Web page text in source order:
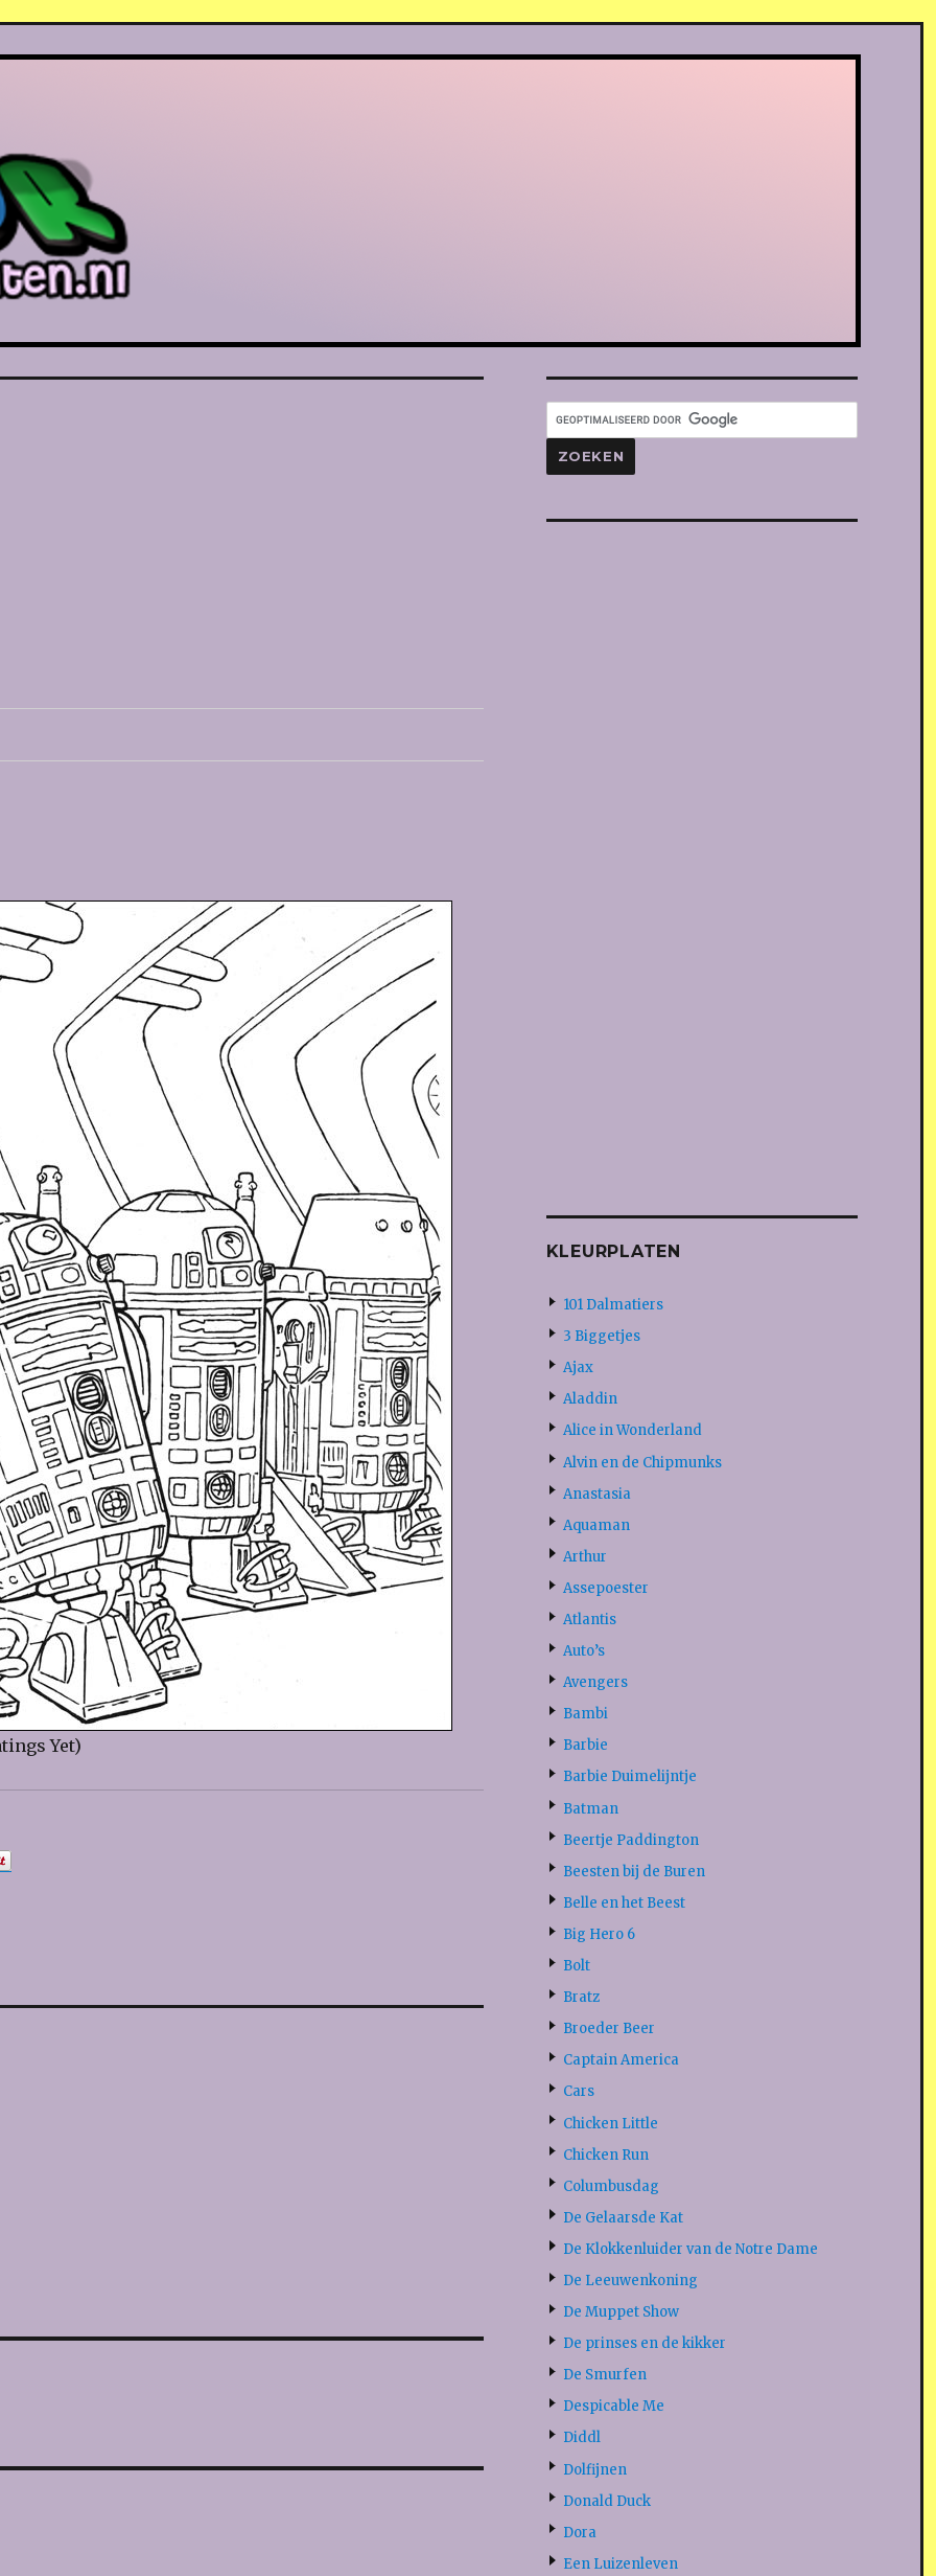
Yet)
KLEURPLATEN
101 Dalmatiers
3 Biggetjes
Ajax
Aladdin
Alice in Wonderland
Alvin en de Chipmunks
Anastasia
Aquaman
Arthur
Assepoester
Atlantis
Auto’s
Avengers
Bambi
Barbie
Barbie Duimelijntje
Batman
Beertje Paddington
Beesten bij de Buren
Belle en het Beest
Big Hero 6
Bolt
Bratz
Broeder Beer
Captain America
Cars
Chicken Little
Chicken Run
Columbusdag
De Gelaarsde Kat
De Klokkenluider van de Notre Dame
De Leeuwenkoning
De Muppet Show
De prinses en de kikker
De Smurfen
Despicable Me
Diddl
Dolfijnen
Donald Duck
Dora
Een Luizenleven